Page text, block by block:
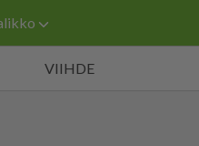
VIIHDE